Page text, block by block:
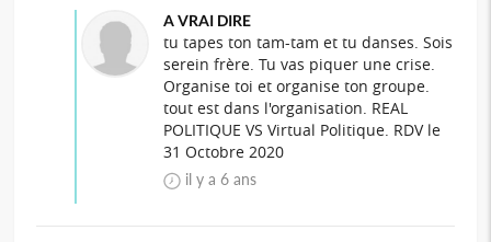
A VRAI DIRE
tu tapes ton tam-tam et tu danses. Sois
serein frère. Tu vas piquer une crise.
Organise toi et organise ton groupe.
tout est dans l'organisation. REAL
POLITIQUE VS Virtual Politique. RDV le
31 Octobre 2020
il y a 6 ans